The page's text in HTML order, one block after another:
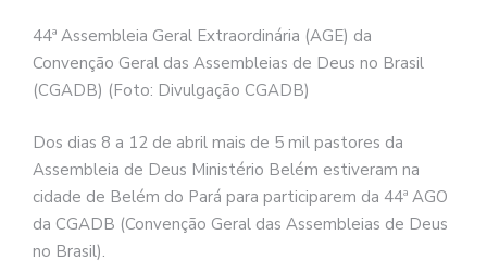
44ª Assembleia Geral Extraordinária (AGE) da
Convenção Geral das Assembleias de Deus no Brasil
(CGADB) (Foto: Divulgação CGADB)
Dos dias 8 a 12 de abril mais de 5 mil pastores da
Assembleia de Deus Ministério Belém estiveram na
cidade de Belém do Pará para participarem da 44ª AGO
da CGADB (Convenção Geral das Assembleias de Deus
no Brasil).